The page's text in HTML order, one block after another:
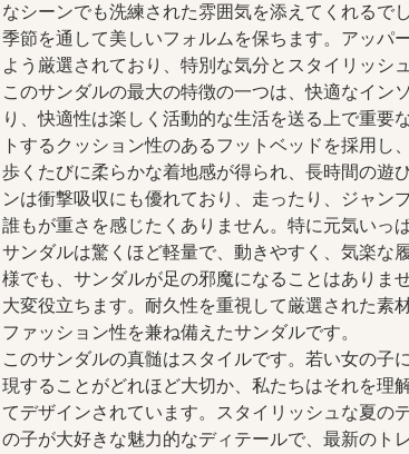
なシーンでも洗練された雰囲気を添えてくれるで
季節を通して美しいフォルムを保ちます。アッパ
よう厳選されており、特別な気分とスタイリッシ
このサンダルの最大の特徴の一つは、快適なイン
り、快適性は楽しく活動的な生活を送る上で重要
トするクッション性のあるフットベッドを採用し
歩くたびに柔らかな着地感が得られ、長時間の遊
ンは衝撃吸収にも優れており、走ったり、ジャン
誰もが重さを感じたくありません。特に元気いっ
サンダルは驚くほど軽量で、動きやすく、気楽な
様でも、サンダルが足の邪魔になることはありま
大変役立ちます。耐久性を重視して厳選された素
ファッション性を兼ね備えたサンダルです。
このサンダルの真髄はスタイルです。若い女の子
現することがどれほど大切か、私たちはそれを理
てデザインされています。スタイリッシュな夏の
の子が大好きな魅力的なディテールで、最新のト